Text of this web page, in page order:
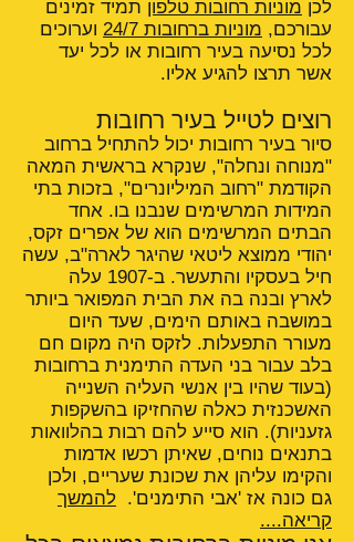
לכן מוניות רחובות טלפון תמיד זמינים
עבורכם, מוניות ברחובות 24/7
וערוכים
לכל נסיעה בעיר רחובות או לכל יעד
אשר תרצו להגיע אליו.
רוצים לטייל בעיר רחובות
סיור בעיר רחובות יכול להתחיל ברחוב
"מנוחה ונחלה", שנקרא בראשית המאה
הקודמת "רחוב המיליונרים", בזכות בתי
המידות המרשימים שנבנו בו. אחד
הבתים המרשימים הוא של אפרים זקס,
יהודי ממוצא ליטאי שהיגר לארה"ב, עשה
חיל בעסקיו והתעשר. ב-1907 עלה
לארץ ובנה בה את הבית המפואר ביותר
במושבה באותם הימים, שעד היום
מעורר התפעלות. לזקס היה מקום חם
בלב עבור בני העדה התימנית ברחובות
(בעוד שהיו בין אנשי העליה השנייה
האשכנזית כאלה שהחזיקו בהשקפות
גזעניות). הוא סייע להם רבות בהלוואות
בתנאים נוחים, שאיתן רכשו אדמות
והקימו עליהן את שכונת שעריים, ולכן
גם כונה אז 'אבי התימנים'. להמשך
קריאה....